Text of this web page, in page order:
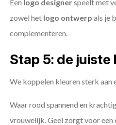
Een logo designerspeelt met
zowel het logo ontwerp als je
complementeren.
Stap 5: de juiste
We koppelen kleuren sterk aan
Waar rood spannend en
vrouwelijk. Geel zorgt voor